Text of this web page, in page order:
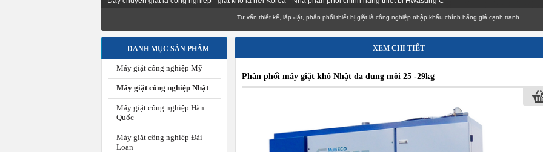
Tư vấn thiết kế, lắp đặt, phân phối thiết bị giặt là công nghiệp nhập khẩu chính hãng giá cạnh tranh
DANH MỤC SẢN PHẨM
Máy giặt công nghiệp Mỹ
Máy giặt công nghiệp Nhật
Máy giặt công nghiệp Hàn
Quốc
Máy giặt công nghiệp Đài
Loan
XEM CHI TIẾT
Phân phối máy giặt khô Nhật đa dung môi 25 -29kg